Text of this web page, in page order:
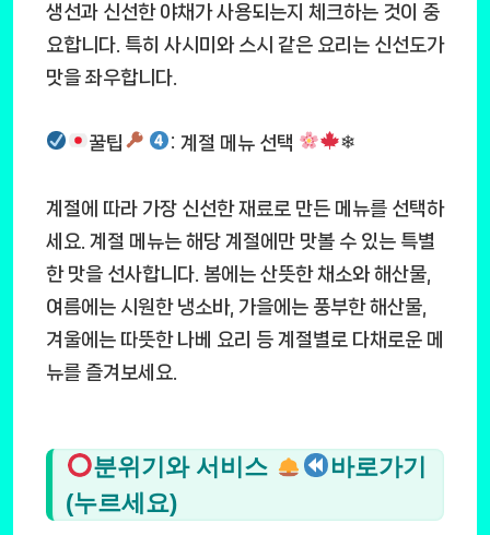
생선과 신선한 야채가 사용되는지 체크하는 것이 중
요합니다. 특히 사시미와 스시 같은 요리는 신선도가
맛을 좌우합니다.
꿀팁 : 계절 메뉴 선택 ❄
계절에 따라 가장 신선한 재료로 만든 메뉴를 선택하
세요. 계절 메뉴는 해당 계절에만 맛볼 수 있는 특별
한 맛을 선사합니다. 봄에는 산뜻한 채소와 해산물,
여름에는 시원한 냉소바, 가을에는 풍부한 해산물,
겨울에는 따뜻한 나베 요리 등 계절별로 다채로운 메
뉴를 즐겨보세요.
분위기와 서비스
바로가기
(누르세요)